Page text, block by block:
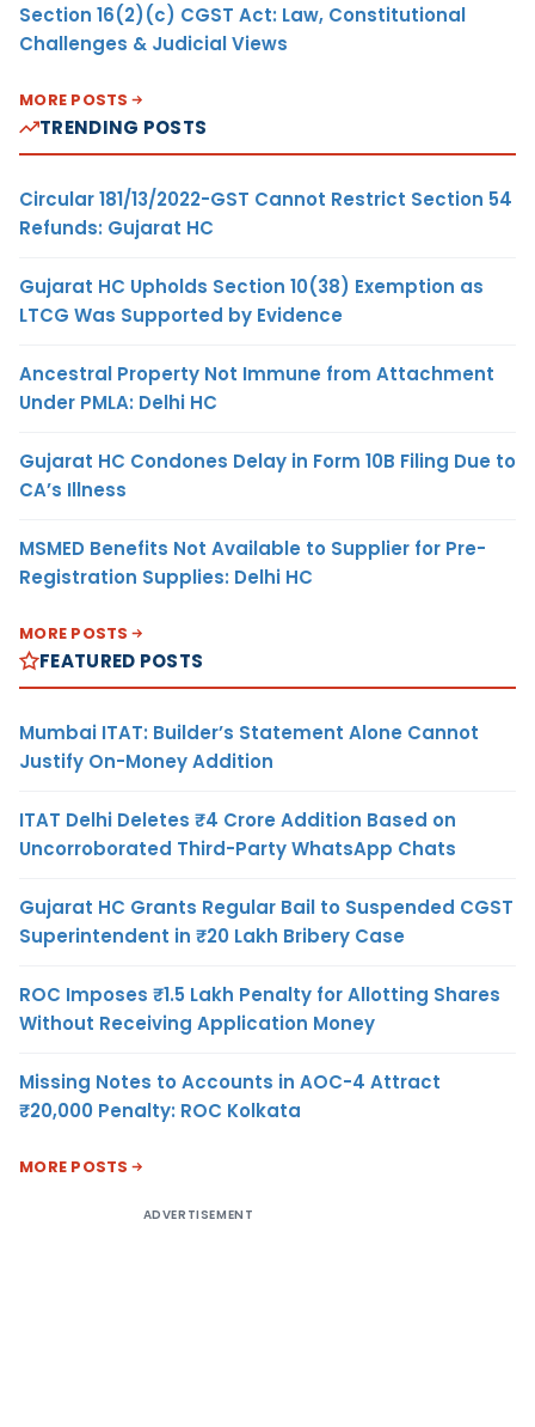
Section 16(2)(c) CGST Act: Law, Constitutional
Challenges & Judicial Views
MORE POSTS
TRENDING POSTS
Circular 181/13/2022-GST Cannot Restrict Section 54
Refunds: Gujarat HC
Gujarat HC Upholds Section 10(38) Exemption as
LTCG Was Supported by Evidence
Ancestral Property Not Immune from Attachment
Under PMLA: Delhi HC
Gujarat HC Condones Delay in Form 10B Filing Due to
CA’s Illness
MSMED Benefits Not Available to Supplier for Pre-
Registration Supplies: Delhi HC
MORE POSTS
FEATURED POSTS
Mumbai ITAT: Builder’s Statement Alone Cannot
Justify On-Money Addition
ITAT Delhi Deletes ₹4 Crore Addition Based on
Uncorroborated Third-Party WhatsApp Chats
Gujarat HC Grants Regular Bail to Suspended CGST
Superintendent in ₹20 Lakh Bribery Case
ROC Imposes ₹1.5 Lakh Penalty for Allotting Shares
Without Receiving Application Money
Missing Notes to Accounts in AOC-4 Attract
₹20,000 Penalty: ROC Kolkata
MORE POSTS
ADVERTISEMENT